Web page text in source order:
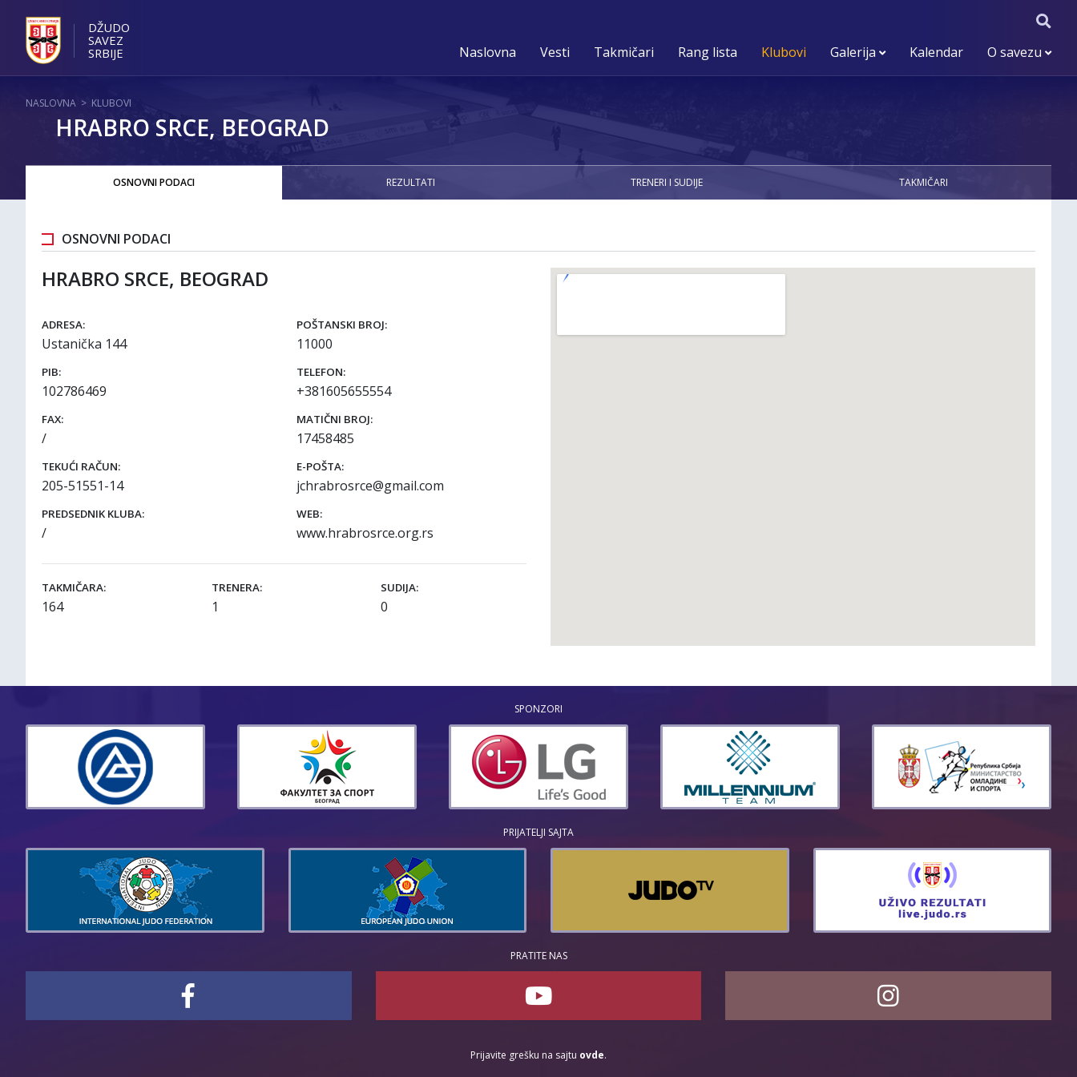
DŽUDO
SAVEZ
SRBIJE
Naslovna Vesti Takmičari Rang lista Klubovi Galerija Kalendar O savezu
NASLOVNA > KLUBOVI
HRABRO SRCE, BEOGRAD
OSNOVNI PODACI REZULTATI TRENERI I SUDIJE TAKMIČARI
OSNOVNI PODACI
HRABRO SRCE, BEOGRAD
ADRESA:
Ustanička 144
POŠTANSKI BROJ:
11000
PIB:
102786469
TELEFON:
+381605655554
FAX: MATIČNI BROJ:
17458485
TEKUĆI RAČUN:
205-51551-14
E-POŠTA:
jchrabrosrce@gmail.com
PREDSEDNIK KLUBA: WEB:
www.hrabrosrce.org.rs
TAKMIČARA:
164
TRENERA:
1
SUDIJA:
0
SPONZORI
PRIJATELJI SAJTA
PRATITE NAS
Prijavite grešku na sajtu ovde.